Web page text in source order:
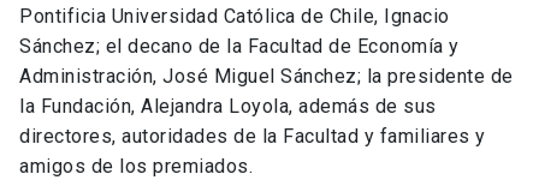
Pontificia Universidad Católica de Chile, Ignacio
Sánchez; el decano de la Facultad de Economía y
Administración, José Miguel Sánchez; la presidente de
la Fundación, Alejandra Loyola, además de sus
directores, autoridades de la Facultad y familiares y
amigos de los premiados.